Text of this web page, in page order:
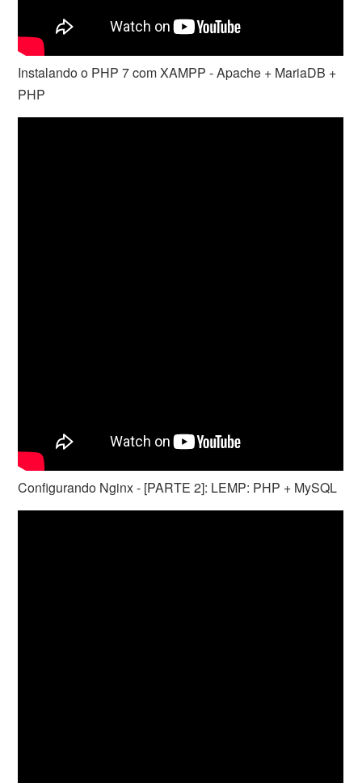
Instalando o PHP 7 com XAMPP - Apache + MariaDB +
PHP
Configurando Nginx - [PARTE 2]: LEMP: PHP + MySQL